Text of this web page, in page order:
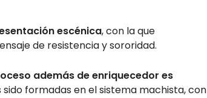
escénica, con la que
de resistencia y sororidad.
además de enriquecedor es
formadas en el sistema machista, con